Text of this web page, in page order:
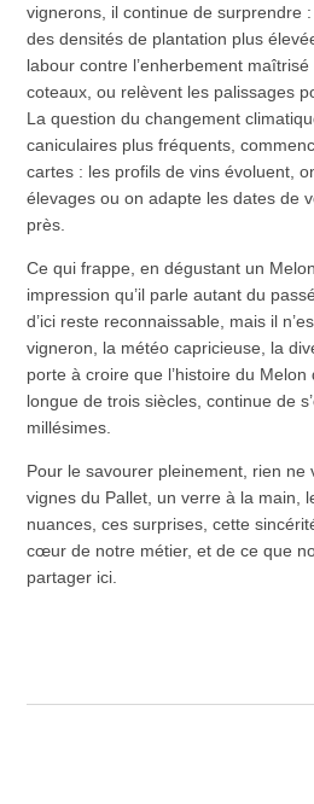
vignerons, il continue de surprendre
des densités de plantation plus
labour contre l’enherbement
coteaux, ou relèvent les palissages
La question du changement
caniculaires plus fréquents,
cartes : les profils de vins évoluent,
élevages ou on adapte les dates de
près.
Ce qui frappe, en dégustant un
impression qu’il parle autant du
d’ici reste reconnaissable, mais il
vigneron, la météo capricieuse, la
porte à croire que l’histoire du
longue de trois siècles, continue de
millésimes.
Pour le savourer pleinement, rien ne
vignes du Pallet, un verre à la main,
nuances, ces surprises, cette
cœur de notre métier, et de ce que
partager ici.